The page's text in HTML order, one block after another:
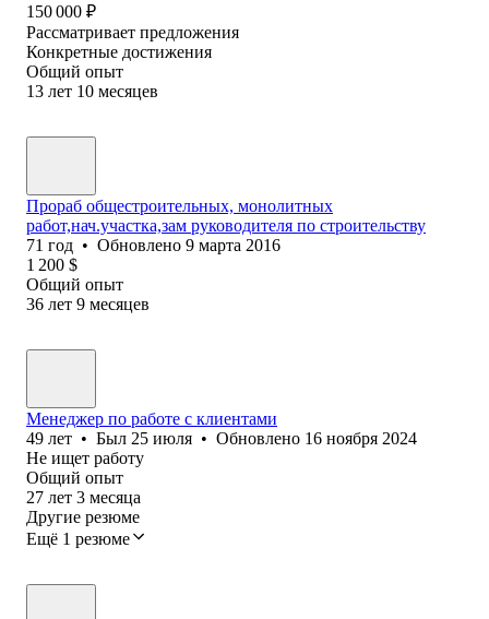
150 000 ₽
Рассматривает предложения
Конкретные достижения
Общий опыт
13 лет 10 месяцев
Прораб общестроительных, монолитных
работ,нач.участка,зам руководителя по строительству
71 год • Обновлено 9 марта 2016
1 200 $
Общий опыт
36 лет 9 месяцев
Менеджер по работе с клиентами
49 лет • Был 25 июля • Обновлено 16 ноября 2024
Не ищет работу
Общий опыт
27 лет 3 месяца
Другие резюме
Ещё 1 резюме